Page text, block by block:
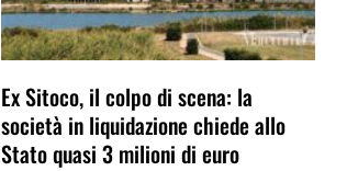
Ex Sitoco, il colpo di scena: la
società in liquidazione chiede allo
Stato quasi 3 milioni di euro